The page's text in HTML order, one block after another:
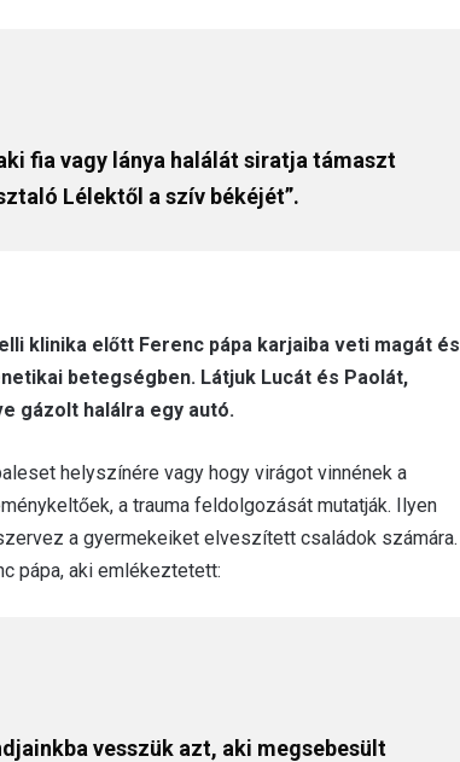
fia vagy lánya halálát siratja támaszt
Lélektől a szív békéjét”.
klinika előtt Ferenc pápa karjaiba veti magát és
betegségben. Látjuk Lucát és Paolát,
gázolt halálra egy autó.
helyszínére vagy hogy virágot vinnének a
a trauma feldolgozását mutatják. Ilyen
a gyermekeiket elveszített családok számára.
pápa, aki emlékeztetett:
vesszük azt, aki megsebesült